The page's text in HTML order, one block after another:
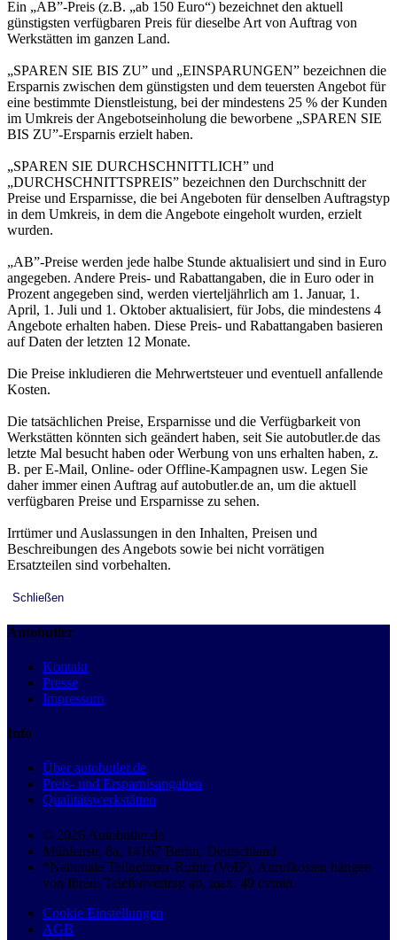
Ein „AB”-Preis (z.B. „ab 150 Euro“) bezeichnet den aktuell
günstigsten verfügbaren Preis für dieselbe Art von Auftrag von
Werkstätten im ganzen Land.
„SPAREN SIE BIS ZU” und „EINSPARUNGEN” bezeichnen die
Ersparnis zwischen dem günstigsten und dem teuersten Angebot für
eine bestimmte Dienstleistung, bei der mindestens 25 % der Kunden
im Umkreis der Angebotseinholung die beworbene „SPAREN SIE
BIS ZU”-Ersparnis erzielt haben.
„SPAREN SIE DURCHSCHNITTLICH” und
„DURCHSCHNITTSPREIS” bezeichnen den Durchschnitt der
Preise und Ersparnisse, die bei Angeboten für denselben Auftragstyp
in dem Umkreis, in dem die Angebote eingeholt wurden, erzielt
wurden.
„AB”-Preise werden jede halbe Stunde aktualisiert und sind in Euro
angegeben. Andere Preis- und Rabattangaben, die in Euro oder in
Prozent angegeben sind, werden vierteljährlich am 1. Januar, 1.
April, 1. Juli und 1. Oktober aktualisiert, für Jobs, die mindestens 4
Angebote erhalten haben. Diese Preis- und Rabattangaben basieren
auf Daten der letzten 12 Monate.
Die Preise inkludieren die Mehrwertsteuer und eventuell anfallende
Kosten.
Die tatsächlichen Preise, Ersparnisse und die Verfügbarkeit von
Werkstätten könnten sich geändert haben, seit Sie autobutler.de das
letzte Mal besucht haben oder Werbung von uns erhalten haben, z.
B. per E-Mail, Online- oder Offline-Kampagnen usw. Legen Sie
daher immer einen Auftrag auf autobutler.de an, um die aktuell
verfügbaren Preise und Ersparnisse zu sehen.
Irrtümer und Auslassungen in den Inhalten, Preisen und
Beschreibungen des Angebots sowie bei nicht vorrätigen
Ersatzteilen sind vorbehalten.
Schließen
Autobutler
Kontakt
Presse
Impressum
Info
Über autobutler.de
Preis- und Ersparnisangaben
Qualitätswerkstätten
© 2026 Autobutler.de
Mühlenstr. 8a, 14167 Berlin, Deutschland
*Nationale Teilnehmer-Rufnr. (VoIP), Anrufkosten hängen
von Ihrem Telefonvertrag ab, max. 49 ct/min.
Cookie Einstellungen
AGB